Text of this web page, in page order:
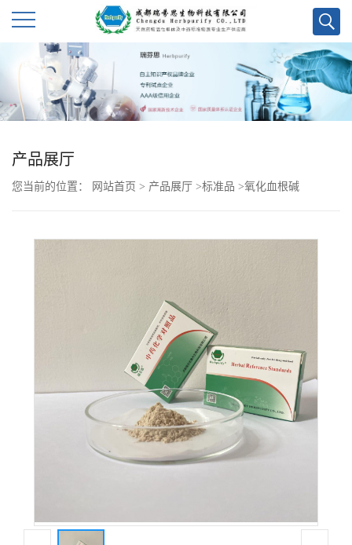
产
产品展厅
您当前的位置： 网站首页 > 产品展厅 >标准品 >氧化血根碱